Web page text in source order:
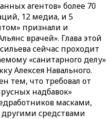
агентов» более 70
12 медиа, и 5
признали и
врачей». Глава этой
сейчас проходит
«санитарного делу»
Алексея Навального.
тем, что требовал от
надбавок»
масками,
средствами